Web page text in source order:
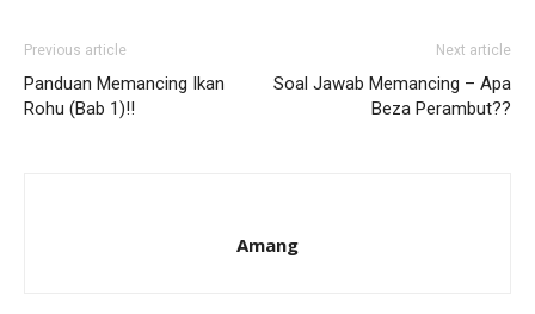
Previous article
Panduan Memancing Ikan
Rohu (Bab 1)!!
Next article
Soal Jawab Memancing – Apa
Beza Perambut??
Amang